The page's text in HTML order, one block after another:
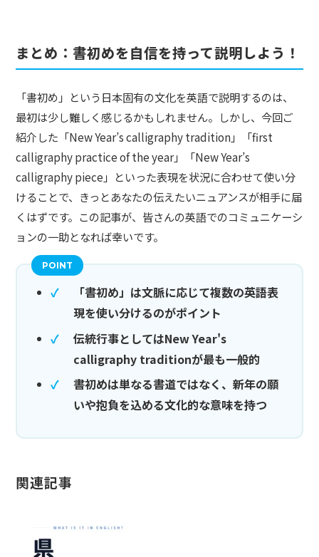
まとめ：書初めを自信を持って説明しよう！
「書初め」という日本固有の文化を英語で説明するのは、
最初は少し難しく感じるかもしれません。しかし、今回ご
紹介した「New Year’s calligraphy tradition」「first
calligraphy practice of the year」「New Year’s
calligraphy piece」といった表現を状況に合わせて使い分
けることで、きっとあなたの伝えたいニュアンスが相手に届
くはずです。この記事が、皆さんの英語でのコミュニケーシ
ョンの一助となれば幸いです。
「書初め」は文脈に応じて複数の英語表
現を使い分けるのがポイント
伝統行事としてはNew Year's
calligraphy traditionが最も一般的
書初めは単なる書道ではなく、新年の願
いや抱負を込める文化的な意味を持つ
関連記事